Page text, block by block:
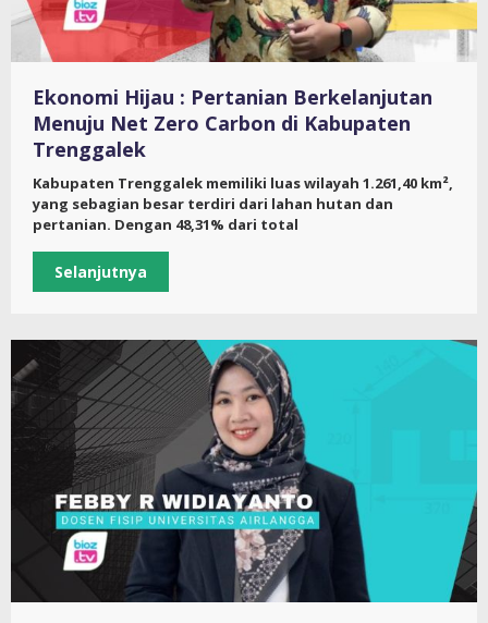
Ekonomi Hijau : Pertanian Berkelanjutan
Menuju Net Zero Carbon di Kabupaten
Trenggalek
Kabupaten Trenggalek memiliki luas wilayah 1.261,40 km²,
yang sebagian besar terdiri dari lahan hutan dan
pertanian. Dengan 48,31% dari total
Selanjutnya